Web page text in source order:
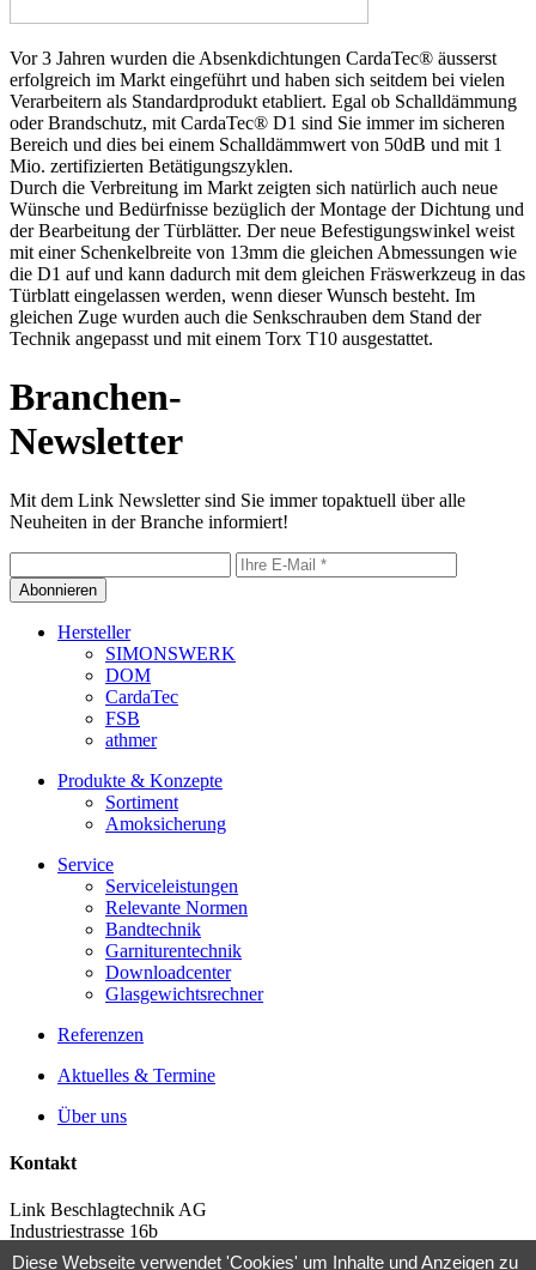
Vor 3 Jahren wurden die Absenkdichtungen CardaTec® äusserst
erfolgreich im Markt eingeführt und haben sich seitdem bei vielen
Verarbeitern als Standardprodukt etabliert. Egal ob Schalldämmung
oder Brandschutz, mit CardaTec® D1 sind Sie immer im sicheren
Bereich und dies bei einem Schalldämmwert von 50dB und mit 1
Mio. zertifizierten Betätigungszyklen.
Durch die Verbreitung im Markt zeigten sich natürlich auch neue
Wünsche und Bedürfnisse bezüglich der Montage der Dichtung und
der Bearbeitung der Türblätter. Der neue Befestigungswinkel weist
mit einer Schenkelbreite von 13mm die gleichen Abmessungen wie
die D1 auf und kann dadurch mit dem gleichen Fräswerkzeug in das
Türblatt eingelassen werden, wenn dieser Wunsch besteht. Im
gleichen Zuge wurden auch die Senkschrauben dem Stand der
Technik angepasst und mit einem Torx T10 ausgestattet.
Branchen-
Newsletter
Mit dem Link Newsletter sind Sie immer topaktuell über alle
Neuheiten in der Branche informiert!
Abonnieren
Hersteller
SIMONSWERK
DOM
CardaTec
FSB
athmer
Produkte & Konzepte
Sortiment
Amoksicherung
Service
Serviceleistungen
Relevante Normen
Bandtechnik
Garniturentechnik
Downloadcenter
Glasgewichtsrechner
Referenzen
Aktuelles & Termine
Über uns
Kontakt
Link Beschlagtechnik AG
Industriestrasse 16b
CH-8604 Volketswil
Diese Webseite verwendet 'Cookies' um Inhalte und Anzeigen zu